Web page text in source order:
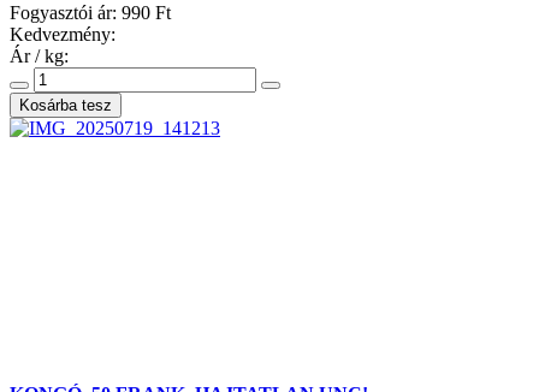
Fogyasztói ár: 990 Ft
Kedvezmény:
Ár / kg: